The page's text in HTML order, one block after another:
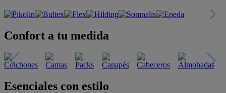
Confort a tu medida
Esenciales con estilo